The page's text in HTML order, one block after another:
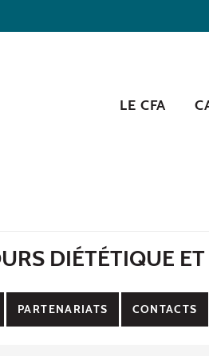
LE CFA
DIÉTÉTIQUE
PARTENARIATS CONTACTS